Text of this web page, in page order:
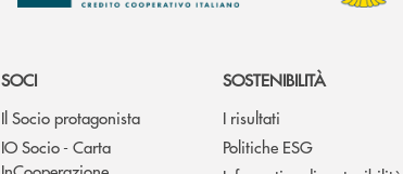
SOCI
Il Socio protagonista
IO Socio - Carta
SOSTENIBILITÀ
I risultati
Politiche ESG